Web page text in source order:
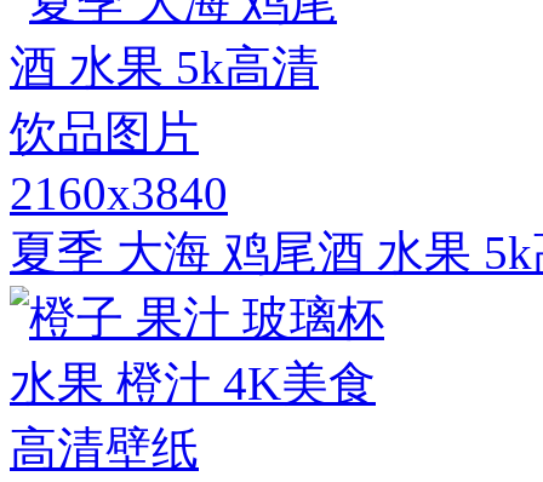
2160x3840
夏季 大海 鸡尾酒 水果